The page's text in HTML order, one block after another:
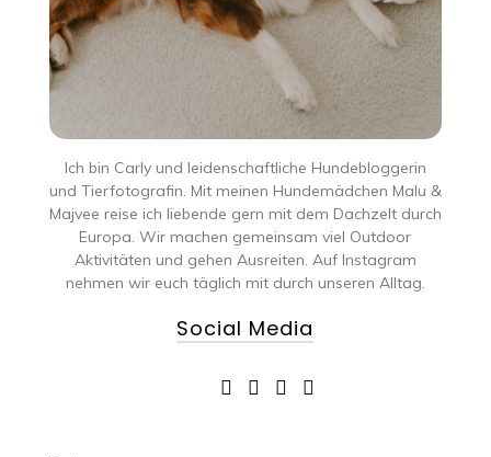
Ich bin Carly und leidenschaftliche Hundebloggerin
und Tierfotografin. Mit meinen Hundemädchen Malu &
Majvee reise ich liebende gern mit dem Dachzelt durch
Europa. Wir machen gemeinsam viel Outdoor
Aktivitäten und gehen Ausreiten. Auf Instagram
nehmen wir euch täglich mit durch unseren Alltag.
Social Media